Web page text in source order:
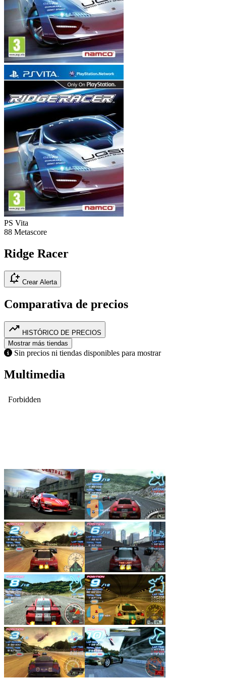
PS Vita
88 Metascore
Ridge Racer
notification_add Crear Alerta
Comparativa de precios
trending_up HISTÓRICO DE PRECIOS
Mostrar más tiendas
Sin precios ni tiendas disponibles para mostrar
Multimedia